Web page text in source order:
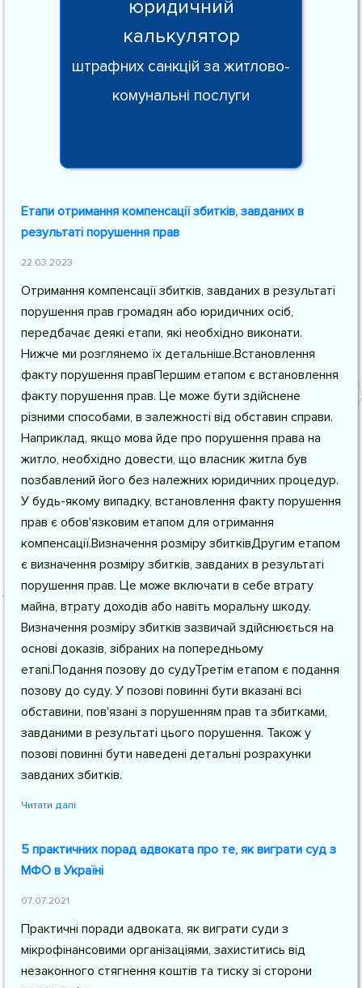
юридичний
калькулятор
штрафних санкцій за житлово-
комунальні послуги
Етапи отримання компенсації збитків, завданих в
результаті порушення прав
22.03.2023
Отримання компенсації збитків, завданих в результаті
порушення прав громадян або юридичних осіб,
передбачає деякі етапи, які необхідно виконати.
Нижче ми розглянемо їх детальніше.Встановлення
факту порушення правПершим етапом є встановлення
факту порушення прав. Це може бути здійснене
різними способами, в залежності від обставин справи.
Наприклад, якщо мова йде про порушення права на
житло, необхідно довести, що власник житла був
позбавлений його без належних юридичних процедур.
У будь-якому випадку, встановлення факту порушення
прав є обов'язковим етапом для отримання
компенсації.Визначення розміру збитківДругим етапом
є визначення розміру збитків, завданих в результаті
порушення прав. Це може включати в себе втрату
майна, втрату доходів або навіть моральну шкоду.
Визначення розміру збитків зазвичай здійснюється на
основі доказів, зібраних на попередньому
етапі.Подання позову до судуТретім етапом є подання
позову до суду. У позові повинні бути вказані всі
обставини, пов'язані з порушенням прав та збитками,
завданими в результаті цього порушення. Також у
позові повинні бути наведені детальні розрахунки
завданих збитків.
Читати далі
5 практичних порад адвоката про те, як виграти суд з
МФО в Україні
07.07.2021
Практичні поради адвоката, як виграти суди з
мікрофінансовими організаціями, захиститись від
незаконного стягнення коштів та тиску зі сторони